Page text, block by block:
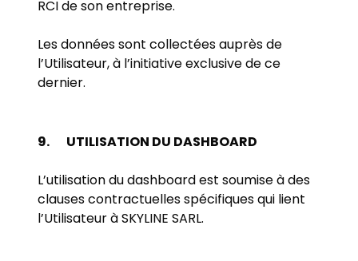
RCI de son entreprise.
Les données sont collectées auprès de
l’Utilisateur, à l’initiative exclusive de ce
dernier.
9. UTILISATION DU DASHBOARD
L’utilisation du dashboard est soumise à des
clauses contractuelles spécifiques qui lient
l’Utilisateur à SKYLINE SARL.